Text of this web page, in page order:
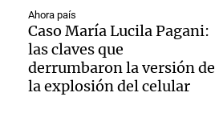
Ahora país
Caso María Lucila Pagani:
las claves que
derrumbaron la versión de
la explosión del celular